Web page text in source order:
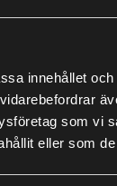
innehållet
som vi
eller som
OFTA